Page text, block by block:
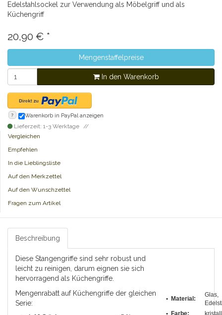
Edelstahlsockel zur Verwendung als Möbelgriff und als
Küchengriff
20,90 € *
Mengenstaffelpreise
In den Warenkorb
? Warenkorb in PayPal anzeigen
Lieferzeit: 1-3 Werktage
Vergleichen
Empfehlen
In die Lieblingsliste
Auf den Merkzettel
Auf den Wunschzettel
Fragen zum Artikel
Beschreibung
Diese Stangengriffe sind sehr robust und
leicht zu reinigen, darum eignen sie sich
hervorragend als Küchengriffe.
Mengenrabatt auf Küchengriffe der gleichen
Serie:
• Material:
Glas,